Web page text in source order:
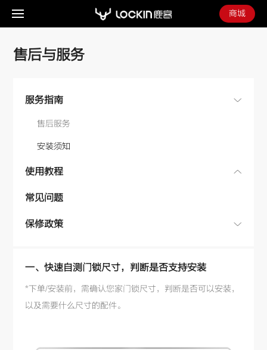
商城
售后与服务
服务指南
售后服务
安装须知
使用教程
常见问题
保修政策
一、快速自测门锁尺寸，判断是否支持安装
*下单/安装前，需确认您家门锁尺寸，判断是否可以安装，
以及需要什么尺寸的配件。